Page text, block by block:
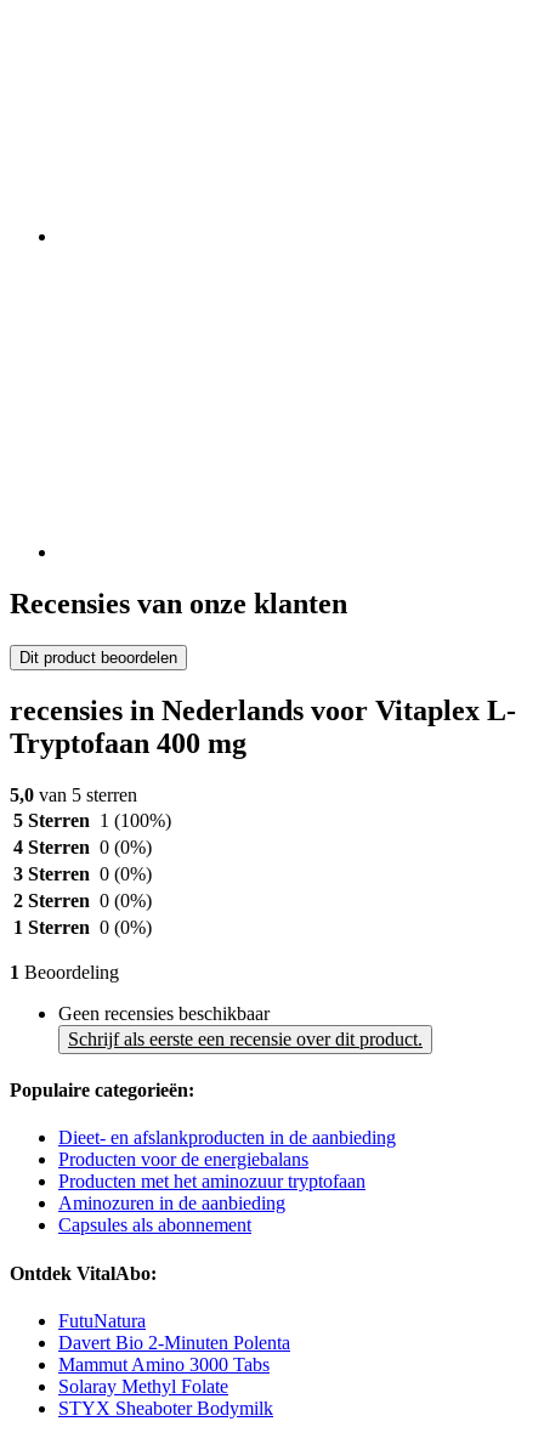
Recensies van onze klanten
Dit product beoordelen
recensies in Nederlands voor Vitaplex L-
Tryptofaan 400 mg
5,0 van 5 sterren
5 Sterren 1 (100%)
4 Sterren 0 (0%)
3 Sterren 0 (0%)
2 Sterren 0 (0%)
1 Sterren 0 (0%)
1 Beoordeling
Geen recensies beschikbaar
Schrijf als eerste een recensie over dit product.
Populaire categorieën:
Dieet- en afslankproducten in de aanbieding
Producten voor de energiebalans
Producten met het aminozuur tryptofaan
Aminozuren in de aanbieding
Capsules als abonnement
Ontdek VitalAbo:
FutuNatura
Davert Bio 2-Minuten Polenta
Mammut Amino 3000 Tabs
Solaray Methyl Folate
STYX Sheaboter Bodymilk